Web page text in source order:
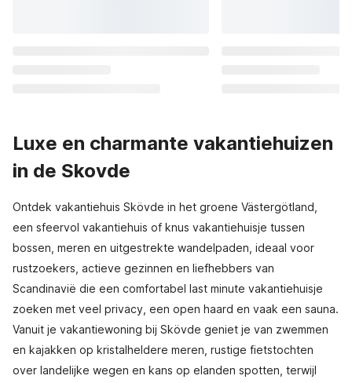
Luxe en charmante vakantiehuizen
in de Skovde
Ontdek vakantiehuis Skövde in het groene Västergötland,
een sfeervol vakantiehuis of knus vakantiehuisje tussen
bossen, meren en uitgestrekte wandelpaden, ideaal voor
rustzoekers, actieve gezinnen en liefhebbers van
Scandinavië die een comfortabel last minute vakantiehuisje
zoeken met veel privacy, een open haard en vaak een sauna.
Vanuit je vakantiewoning bij Skövde geniet je van zwemmen
en kajakken op kristalheldere meren, rustige fietstochten
over landelijke wegen en kans op elanden spotten, terwijl